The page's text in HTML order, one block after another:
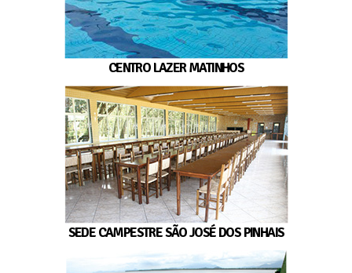
CENTRO LAZER MATINHOS
SEDE CAMPESTRE SÃO JOSÉ DOS PINHAIS